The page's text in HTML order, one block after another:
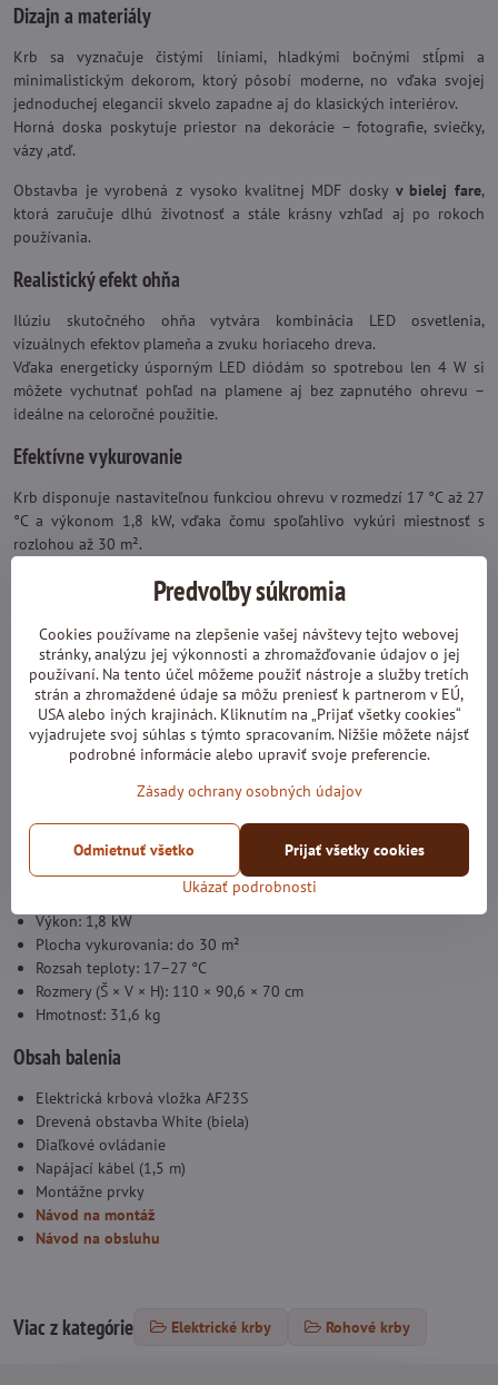
Dizajn a materiály
Krb sa vyznačuje čistými líniami, hladkými bočnými stĺpmi a
minimalistickým dekorom, ktorý pôsobí moderne, no vďaka svojej
jednoduchej elegancii skvelo zapadne aj do klasických interiérov.
Horná doska poskytuje priestor na dekorácie – fotografie, sviečky,
vázy ,atď.
Obstavba je vyrobená z vysoko kvalitnej MDF dosky v bielej fare,
ktorá zaručuje dlhú životnosť a stále krásny vzhľad aj po rokoch
používania.
Realistický efekt ohňa
Ilúziu skutočného ohňa vytvára kombinácia LED osvetlenia,
vizuálnych efektov plameňa a zvuku horiaceho dreva.
Vďaka energeticky úsporným LED diódám so spotrebou len 4 W si
môžete vychutnať pohľad na plamene aj bez zapnutého ohrevu –
ideálne na celoročné použitie.
Efektívne vykurovanie
Krb disponuje nastaviteľnou funkciou ohrevu v rozmedzí 17 °C až 27
°C a výkonom 1,8 kW, vďaka čomu spoľahlivo vykúri miestnosť s
rozlohou až 30 m².
a ochrana pred prehriatím, ktoré zabezpečujú bezpečnú a úspornú
Ovládanie a funkcie
Diaľkové ovládanie aj manuálne tlačidlá na prednom paneli
Digitálny displej s indikátorom funkcií
Časovač automatického vypnutia (30 min – 6 hodín)
Nastavenie jasu plameňa – 3 úrovne
Automatické programovanie vykurovania
Technické parametre
Výkon: 1,8 kW
Plocha vykurovania: do 30 m²
Rozsah teploty: 17–27 °C
Rozmery (Š × V × H): 110 × 90,6 × 70 cm
Hmotnosť: 31,6 kg
Obsah balenia
Elektrická krbová vložka AF23S
Drevená obstavba White (biela)
Diaľkové ovládanie
Napájací kábel (1,5 m)
Montážne prvky
Návod na montáž
Návod na obsluhu
Viac z kategórie Elektrické krby Rohové krby
Predvoľby súkromia
Cookies používame na zlepšenie vašej návštevy tejto webovej
stránky, analýzu jej výkonnosti a zhromažďovanie údajov o jej
používaní. Na tento účel môžeme použiť nástroje a služby tretích
strán a zhromaždené údaje sa môžu preniesť k partnerom v EÚ,
USA alebo iných krajinách. Kliknutím na „Prijať všetky cookies“
vyjadrujete svoj súhlas s týmto spracovaním. Nižšie môžete nájsť
podrobné informácie alebo upraviť svoje preferencie.
Zásady ochrany osobných údajov
Ukázať podrobnosti
Prijať všetky cookies
Odmietnuť všetko